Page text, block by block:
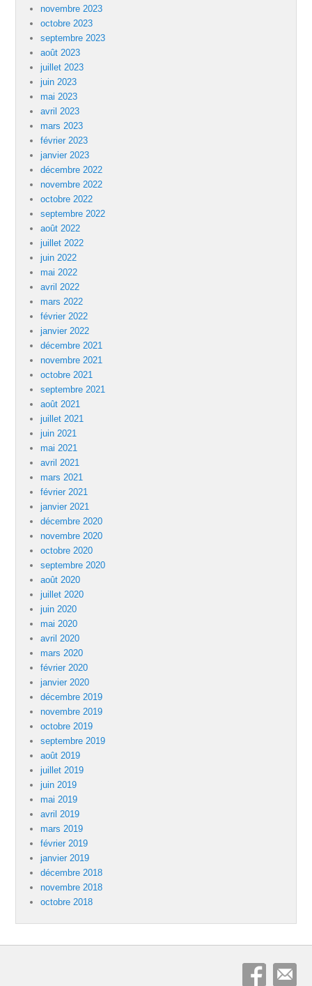
novembre 2023
octobre 2023
septembre 2023
août 2023
juillet 2023
juin 2023
mai 2023
avril 2023
mars 2023
février 2023
janvier 2023
décembre 2022
novembre 2022
octobre 2022
septembre 2022
août 2022
juillet 2022
juin 2022
mai 2022
avril 2022
mars 2022
février 2022
janvier 2022
décembre 2021
novembre 2021
octobre 2021
septembre 2021
août 2021
juillet 2021
juin 2021
mai 2021
avril 2021
mars 2021
février 2021
janvier 2021
décembre 2020
novembre 2020
octobre 2020
septembre 2020
août 2020
juillet 2020
juin 2020
mai 2020
avril 2020
mars 2020
février 2020
janvier 2020
décembre 2019
novembre 2019
octobre 2019
septembre 2019
août 2019
juillet 2019
juin 2019
mai 2019
avril 2019
mars 2019
février 2019
janvier 2019
décembre 2018
novembre 2018
octobre 2018